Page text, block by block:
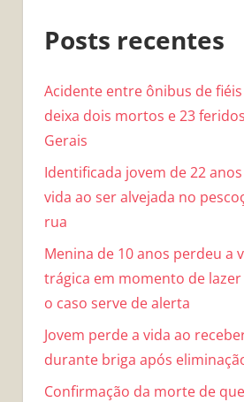
Posts recentes
Acidente entre ônibus de
deixa dois mortos e 23
Gerais
Identificada jovem de 22
vida ao ser alvejada no
rua
Menina de 10 anos perdeu a
trágica em momento de lazer
o caso serve de alerta
Jovem perde a vida ao
durante briga após
Confirmação da morte de